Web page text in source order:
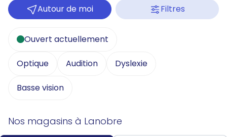
Autour de moi Filtres
Ouvert actuellement
Optique Audition Dyslexie
Basse vision
Nos magasins à Lanobre